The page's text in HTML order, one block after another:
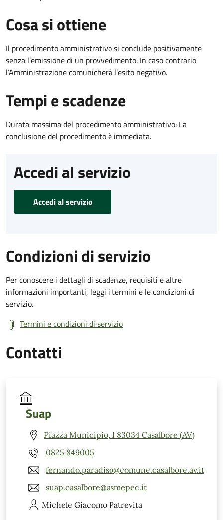
Cosa si ottiene
Il procedimento amministrativo si conclude positivamente
senza l’emissione di un provvedimento. In caso contrario
l’Amministrazione comunicherà l’esito negativo.
Tempi e scadenze
Durata massima del procedimento amministrativo: La
conclusione del procedimento è immediata.
Accedi al servizio
Accedi al servizio
Condizioni di servizio
Per conoscere i dettagli di scadenze, requisiti e altre
informazioni importanti, leggi i termini e le condizioni di
servizio.
Termini e condizioni di servizio
Contatti
Suap
Piazza Municipio, 1 83034 Casalbore (AV)
0825 849005
fernando.paradiso@comune.casalbore.av.it
suap.casalbore@asmepec.it
Michele Giacomo Patrevita